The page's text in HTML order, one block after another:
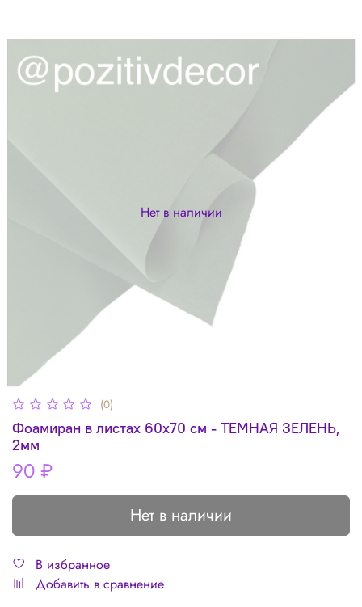
Нет в наличии
(0)
Фоамиран в листах 60х70 см - ТЕМНАЯ ЗЕЛЕНЬ,
2мм
90 ₽
Нет в наличии
В избранное
Добавить в сравнение